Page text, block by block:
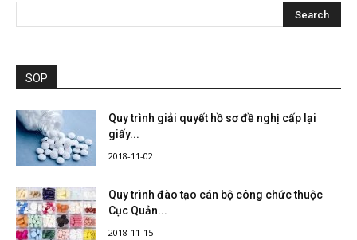
SOP
Quy trình giải quyết hồ sơ đề nghị cấp lại
giấy...
2018-11-02
Quy trình đào tạo cán bộ công chức thuộc
Cục Quản...
2018-11-15